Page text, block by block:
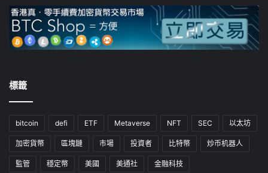
標籤
bitcoin defi ETF Metaverse NFT SEC 以太坊
加密貨幣 區塊鏈 市場 投資者 比特幣 炒币机器人
監管 穩定幣 美國 美通社 金融科技